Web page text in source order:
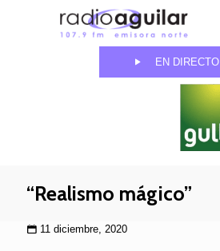
EN DIRECTO
“Realismo mágico”
11 diciembre, 2020